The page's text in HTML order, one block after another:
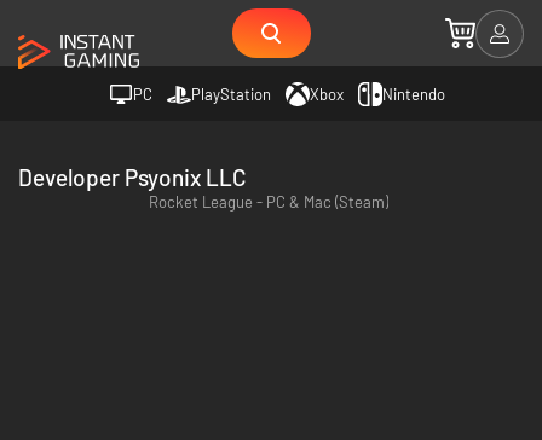
PC PlayStation Xbox Nintendo
Developer Psyonix LLC
Rocket League - PC & Mac (Steam)